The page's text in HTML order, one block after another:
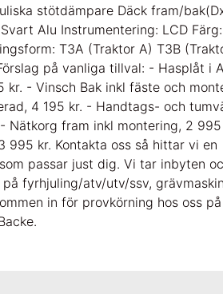
stötdämpare Däck fram/
Alu Instrumentering: LCD
T3A (Traktor A) T3B
på vanliga tillval: - Hasplåt i
kr. - Vinsch Bak inkl fäste och
4 195 kr. - Handtags- och
Nätkorg fram inkl montering, 2
995 kr. Kontakta oss så hittar vi en
passar just dig. Vi tar inbyten
fyrhjuling/atv/utv/ssv,
in för provkörning hos oss